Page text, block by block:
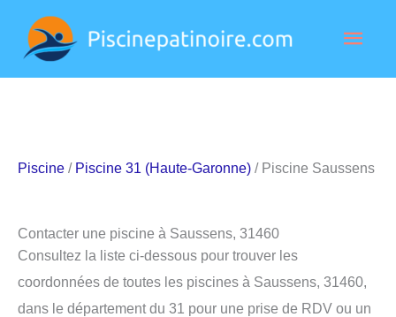
contenu
Piscine / Piscine 31 (Haute-Garonne) / Piscine Saussens
Contacter une piscine à Saussens, 31460
Consultez la liste ci-dessous pour trouver les
coordonnées de toutes les piscines à Saussens, 31460,
dans le département du 31 pour une prise de RDV ou un